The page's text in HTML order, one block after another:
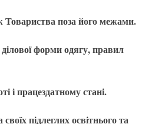
Товариства поза його межами.
форми одягу, правил
і працездатному стані.
підлеглих освітнього та